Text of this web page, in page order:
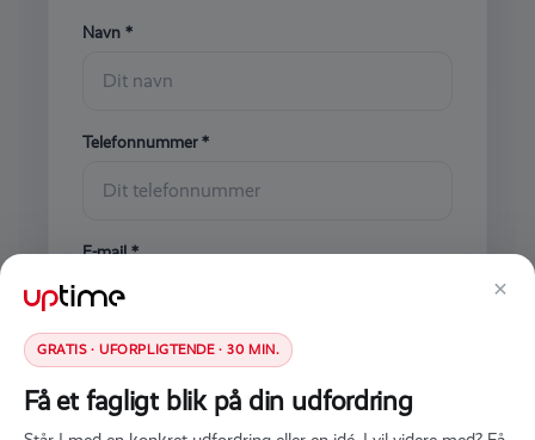
Navn *
Telefonnummer *
E-mail *
Kort beskrivelse af udfordringen
×
GRATIS · UFORPLIGTENDE · 30 MIN.
Få et fagligt blik på din udfordring